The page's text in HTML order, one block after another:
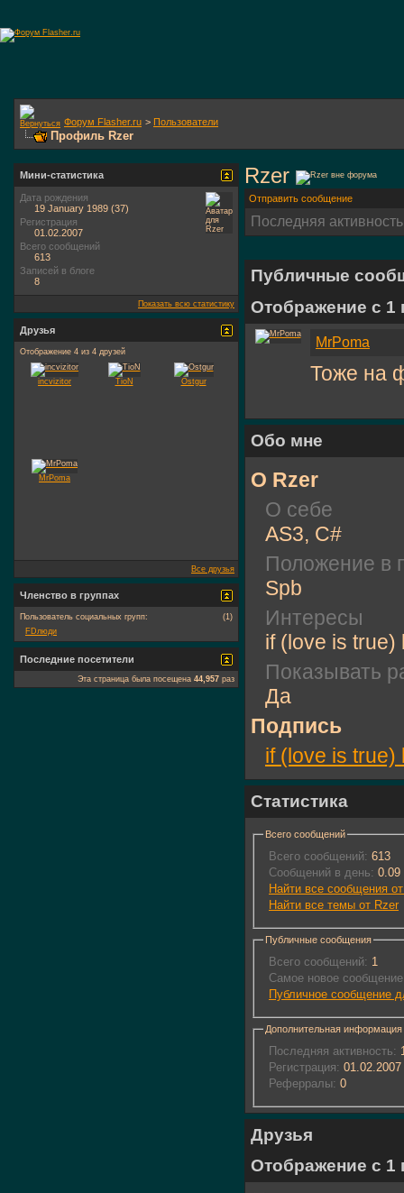
Форум Flasher.ru > Пользователи
Профиль Rzer
Rzer
Отправить сообщение
Последняя
Публичные
Отображение с 1
MrPoma
Тоже на
Обо мне
О Rzer
О себе
AS3, C#
Положение в
Spb
Интересы
if (love is true)
Показывать
Да
Подпись
if (love is true)
Статистика
Всего сообщений
Всего сообщений: 613
Сообщений в день: 0.09
Найти все сообщения
Найти все темы от Rzer
Публичные сообщения
Всего сообщений: 1
Самое новое
Публичное сообщение
Дополнительная информация
Последняя активность:
Регистрация: 01.02.2007
Реферралы: 0
Друзья
Отображение с 1
Мини-статистика
Дата рождения
19 January 1989 (37)
Регистрация
01.02.2007
Всего сообщений
613
Записей в блоге
8
Показать всю статистику
Друзья
Отображение 4 из 4 друзей
incvizitor TioN Ostgur
MrPoma
Все друзья
Членство в группах
(1)
Пользователь социальных групп:
FDлюди
Последние посетители
Эта страница была посещена 44,957 раз